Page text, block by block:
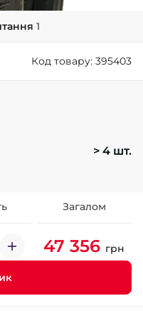
(050)-911-911-2
(099)-643-33-77
1
Код товару: 395403
> 4 шт.
Загалом
47 356 грн